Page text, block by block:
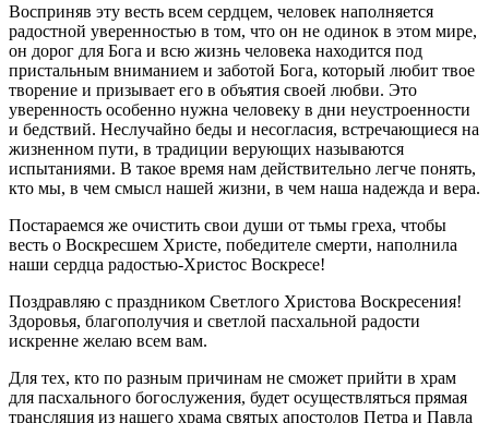
Восприняв эту весть всем сердцем, человек наполняется
радостной уверенностью в том, что он не одинок в этом мире,
он дорог для Бога и всю жизнь человека находится под
пристальным вниманием и заботой Бога, который любит твое
творение и призывает его в объятия своей любви. Это
уверенность особенно нужна человеку в дни неустроенности
и бедствий. Неслучайно беды и несогласия, встречающиеся на
жизненном пути, в традиции верующих называются
испытаниями. В такое время нам действительно легче понять,
кто мы, в чем смысл нашей жизни, в чем наша надежда и вера.
Постараемся же очистить свои души от тьмы греха, чтобы
весть о Воскресшем Христе, победителе смерти, наполнила
наши сердца радостью-Христос Воскресе!
Поздравляю с праздником Светлого Христова Воскресения!
Здоровья, благополучия и светлой пасхальной радости
искренне желаю всем вам.
Для тех, кто по разным причинам не сможет прийти в храм
для пасхального богослужения, будет осуществляться прямая
трансляция из нашего храма святых апостолов Петра и Павла